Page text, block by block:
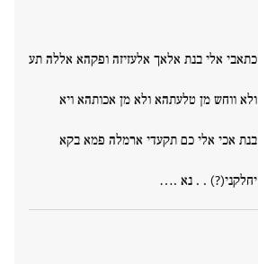
כתאבי אלי בנת אלאך אלעזיזה ופקהא אללה תע
ולא ווחש מן טלעתהא ולא מן אכותהא ויא
בנת אכי אלי כם תקעדי ארמלה פמא בקא
יחלקני(?) . . נא .‮…